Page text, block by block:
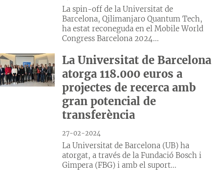
La spin-off de la Universitat de
Barcelona, Qilimanjaro Quantum Tech,
ha estat reconeguda en el Mobile World
Congress Barcelona 2024...
La Universitat de Barcelona
atorga 118.000 euros a
projectes de recerca amb
gran potencial de
transferència
27-02-2024
La Universitat de Barcelona (UB) ha
atorgat, a través de la Fundació Bosch i
Gimpera (FBG) i amb el suport...